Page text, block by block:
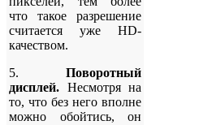
что такое разрешение
считается уже HD-
качеством.
5. Поворотный
дисплей. Несмотря на
то, что без него вполне
можно обойтись, он